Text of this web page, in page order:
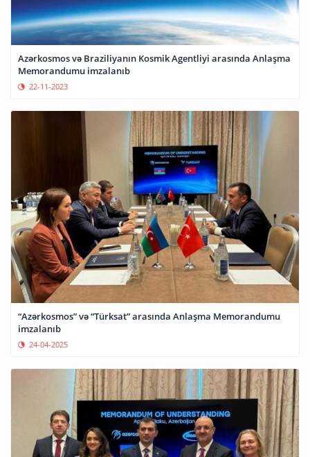
Azərkosmos və Braziliyanın Kosmik Agentliyi arasında Anlaşma
Memorandumu imzalanıb
22-11-2023
“Azərkosmos” və “Türksat” arasında Anlaşma Memorandumu
imzalanıb
24-04-2025